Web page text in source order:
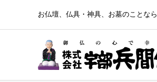
お仏壇、仏具・神具、お墓のことなら